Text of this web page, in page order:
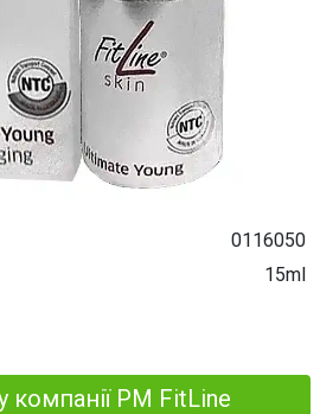
0116050
15ml
компанії PM FitLine